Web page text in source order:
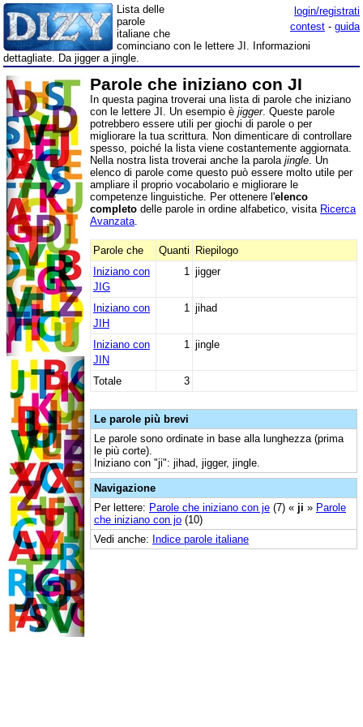
login/registrati
contest - guida
Lista delle
parole
italiane che
cominciano con le lettere JI. Informazioni
dettagliate. Da jigger a jingle.
Parole che iniziano con JI
In questa pagina troverai una lista di parole che iniziano
con le lettere JI. Un esempio è jigger. Queste parole
potrebbero essere utili per giochi di parole o per
migliorare la tua scrittura. Non dimenticare di controllare
spesso, poiché la lista viene costantemente aggiornata.
Nella nostra lista troverai anche la parola jingle . Un
elenco di parole come questo può essere molto utile per
ampliare il proprio vocabolario e migliorare le
competenze linguistiche. Per ottenere l'elenco
completo delle parole in ordine alfabetico, visita Ricerca
Avanzata
Parole che Quanti Riepilogo
Iniziano con
JIG
1 jigger
Iniziano con
JIH
1 jihad
Iniziano con
JIN
1 jingle
Totale 3
Le parole più brevi
Le parole sono ordinate in base alla lunghezza (prima
le più corte).
Iniziano con "ji": jihad, jigger, jingle.
Navigazione
Per lettere: Parole che iniziano con je (7) « ji » Parole
che iniziano con jo (10)
Vedi anche: Indice parole italiane